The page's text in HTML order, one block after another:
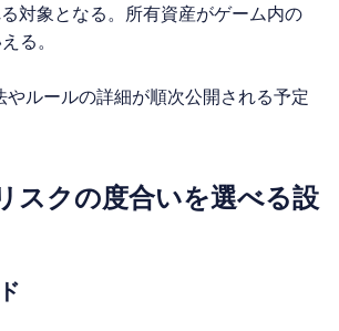
対象となる。所有資産がゲーム内の
る。
ルールの詳細が順次公開される予定
クの度合いを選べる設